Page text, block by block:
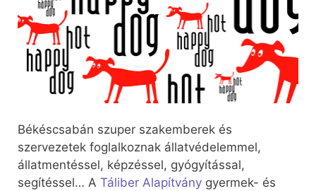
Békéscsabán szuper szakemberek és
szervezetek foglalkoznak állatvédelemmel,
állatmentéssel, képzéssel, gyógyítással,
segítéssel… A Táliber Alapítvány gyermek- és